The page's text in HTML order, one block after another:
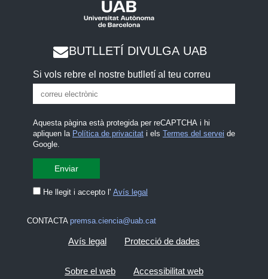
BUTLLETÍ DIVULGA UAB
Si vols rebre el nostre butlletí al teu correu
Aquesta pàgina està protegida per reCAPTCHA i hi
apliquen la Política de privacitati els Termes del servei de
Google.
He llegit i accepto l' Avís legal
CONTACTA premsa.ciencia@uab.cat
Avís legal Protecció de dades
Sobre el web Accessibilitat web